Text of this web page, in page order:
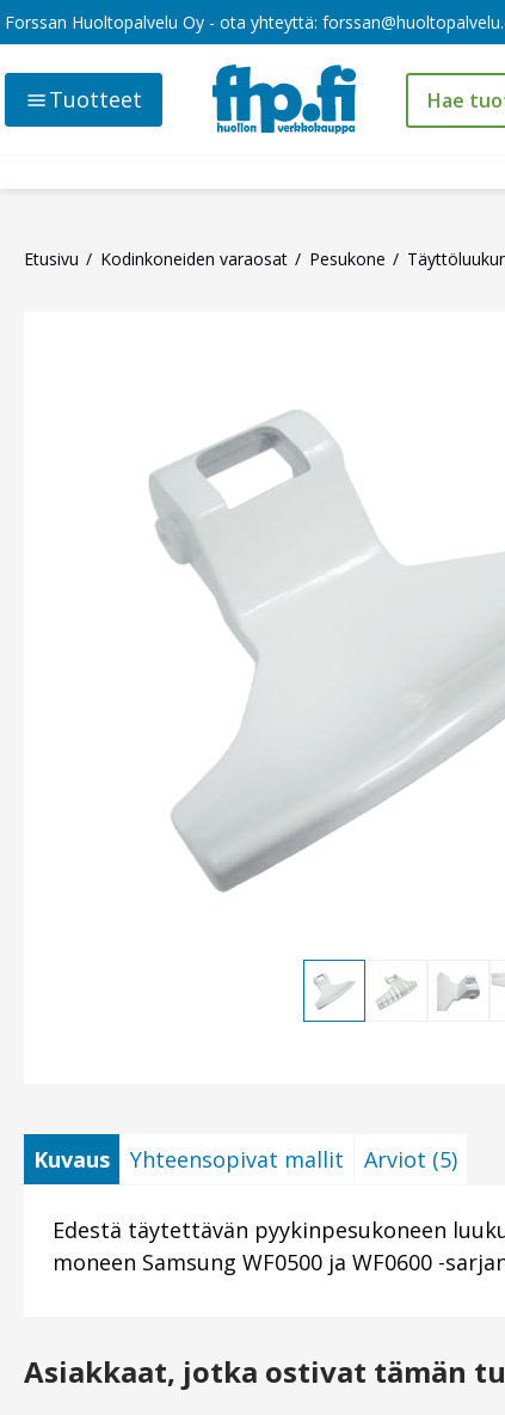
Forssan Huoltopalvelu Oy - ota yhteyttä:
Tuotteet
Etusivu Kodinkoneiden varaosat Pesukone
Kuvaus Yhteensopivat mallit Arviot (5)
Edestä täytettävän pyykinpesukoneen
moneen Samsung WF0500 ja WF0600 -
Asiakkaat, jotka ostivat tämän